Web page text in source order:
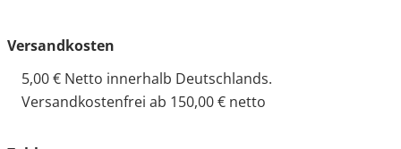
Versandkosten
5,00 € Netto innerhalb Deutschlands.
Versandkostenfrei ab 150,00 € netto